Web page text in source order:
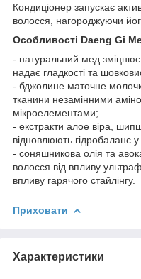
Кондиціонер запускає
волосся, нагороджуючи
Особливості Daeng Gi
- натуральний мед зміцнює
надає гладкості та
- бджолине маточне
тканини незамінними
мікроелементами;
- екстракти алое віра,
відновлюють гідробаланс
- соняшникова олія та
волосся від впливу
впливу гарячого стайлінгу.
Приховати
Характеристики